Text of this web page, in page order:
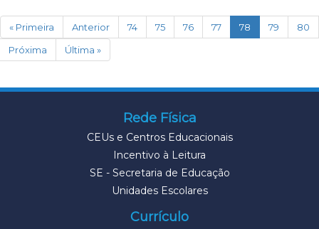
« Primeira Anterior 74 75 76 77 78 (current)
79
80
Próxima
Última »
Rede Física
CEUs e Centros Educacionais
Incentivo à Leitura
SE - Secretaria de Educação
Unidades Escolares
Currículo